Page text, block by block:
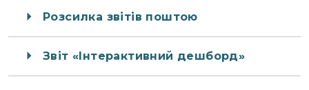
Розсилка звітів поштою
Звіт «Інтерактивний дешборд»